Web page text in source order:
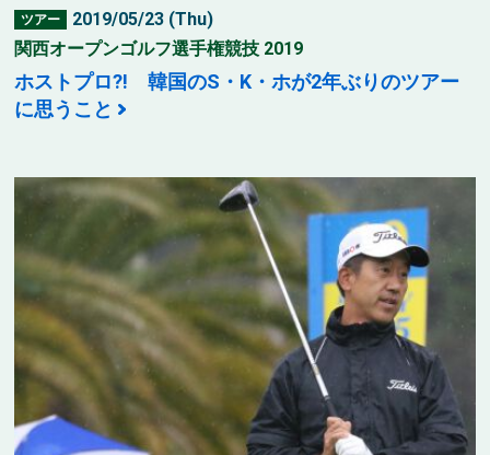
ツアー
2019/05/23 (Thu)
関西オープンゴルフ選手権競技 2019
ホストプロ?! 韓国のS・K・ホが2年ぶりのツアー
に思うこと